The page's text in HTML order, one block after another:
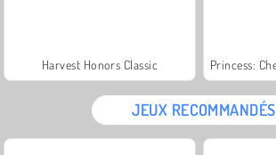
Harvest Honors Classic
JEUX RECOMMANDÉS